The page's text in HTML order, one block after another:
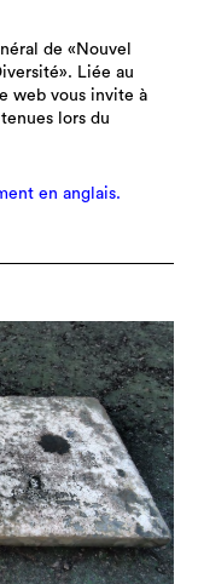
de «Nouvel
Liée au
web vous invite à
lors du
en anglais.